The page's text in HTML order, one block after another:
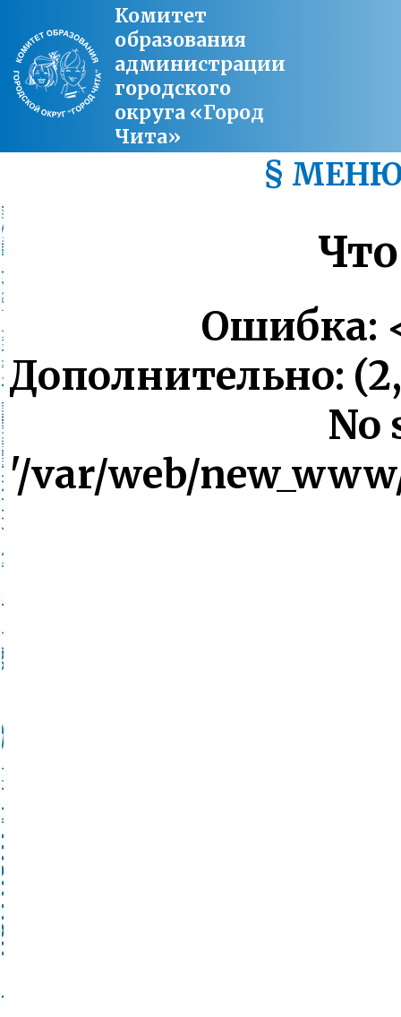
Комитет
образования
администрации
городского
округа «Город
Чита»
§
Ошибка:
Дополнительно:
No
'/var/web/